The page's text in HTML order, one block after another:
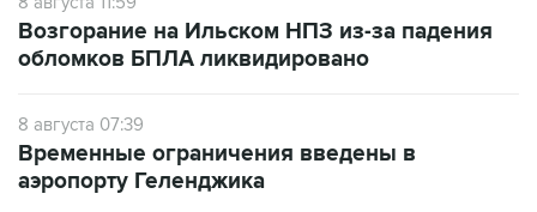
Возгорание на Ильском НПЗ из-за падения
обломков БПЛА ликвидировано
8 августа 07:39
Временные ограничения введены в
аэропорту Геленджика